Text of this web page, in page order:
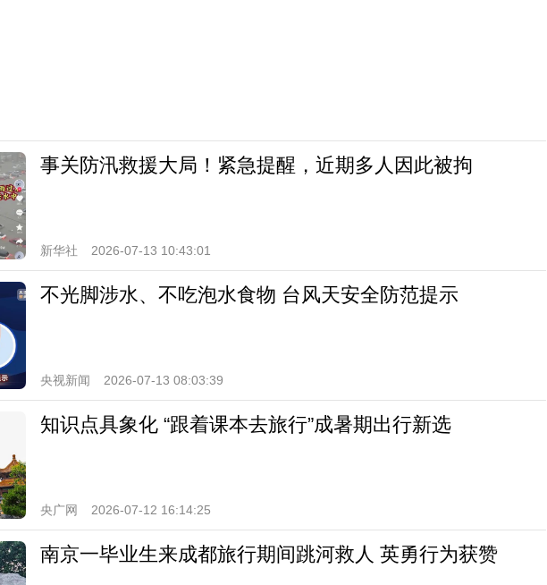
事关防汛救援大局！紧急提醒，近期多人因此被拘
新华社 2026-07-13 10:43:01
不光脚涉水、不吃泡水食物 台风天安全防范提示
央视新闻 2026-07-13 08:03:39
知识点具象化 “跟着课本去旅行”成暑期出行新选
央广网 2026-07-12 16:14:25
南京一毕业生来成都旅行期间跳河救人 英勇行为获赞